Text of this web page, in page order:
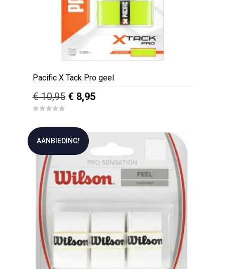
Pacific X Tack Pro geel
€10,95 Oorspronkelijke
€ 10,95.
€ 8,95Huidige
€ 8,95.
u
5
AANBIEDING!